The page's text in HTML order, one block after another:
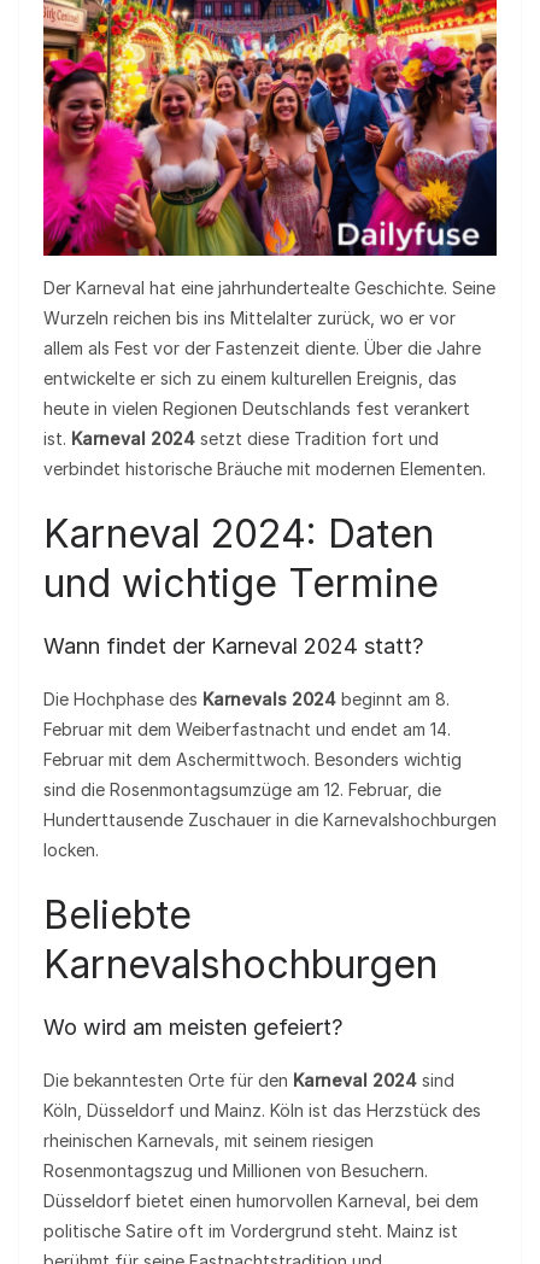
Der Karneval hat eine jahrhundertealte Geschichte. Seine
Wurzeln reichen bis ins Mittelalter zurück, wo er vor
allem als Fest vor der Fastenzeit diente. Über die Jahre
entwickelte er sich zu einem kulturellen Ereignis, das
heute in vielen Regionen Deutschlands fest verankert
ist. Karneval 2024 setzt diese Tradition fort und
verbindet historische Bräuche mit modernen Elementen.
Karneval 2024: Daten
und wichtige Termine
Wann findet der Karneval 2024 statt?
Die Hochphase des Karnevals 2024 beginnt am 8.
Februar mit dem Weiberfastnacht und endet am 14.
Februar mit dem Aschermittwoch. Besonders wichtig
sind die Rosenmontagsumzüge am 12. Februar, die
Hunderttausende Zuschauer in die Karnevalshochburgen
locken.
Beliebte
Karnevalshochburgen
Wo wird am meisten gefeiert?
Die bekanntesten Orte für den Karneval 2024 sind
Köln, Düsseldorf und Mainz. Köln ist das Herzstück des
rheinischen Karnevals, mit seinem riesigen
Rosenmontagszug und Millionen von Besuchern.
Düsseldorf bietet einen humorvollen Karneval, bei dem
politische Satire oft im Vordergrund steht. Mainz ist